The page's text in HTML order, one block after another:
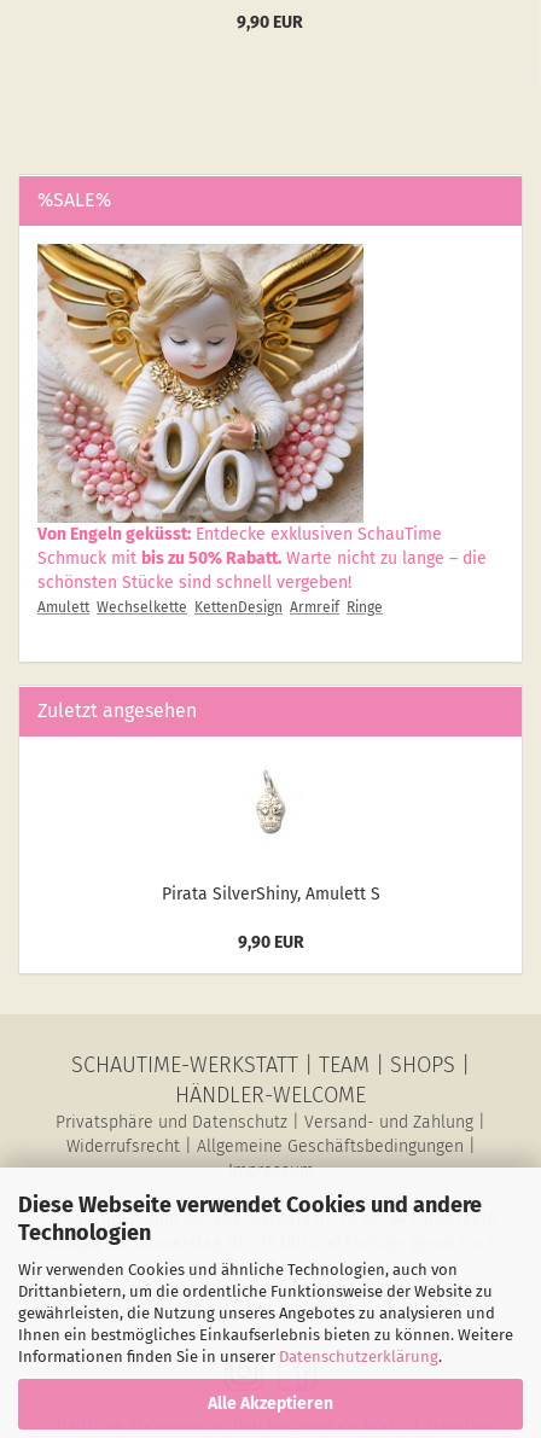
Diese Webseite verwendet Cookies und andere
Technologien
Wir verwenden Cookies und ähnliche Technologien, auch von
Drittanbietern, um die ordentliche Funktionsweise der Website zu
gewährleisten, die Nutzung unseres Angebotes zu analysieren und
Ihnen ein bestmögliches Einkaufserlebnis bieten zu können. Weitere
Informationen finden Sie in unserer Datenschutzerklärung.
Alle Akzeptieren
9,90 EUR
%SALE%
Von Engeln geküsst: Entdecke exklusiven SchauTime
Schmuck mit bis zu 50% Rabatt. Warte nicht zu lange – die
schönsten Stücke sind schnell vergeben!
Amulett Wechselkette KettenDesign Armreif Ringe
Zuletzt angesehen
Pi­ra­ta Sil­verS­hiny, Amu­lett S
9,90 EUR
SCHAUTIME-WERKSTATT TEAM SHOPS
HÄNDLER-WELCOME
Privatsphäre und Datenschutz Versand- und Zahlung
Widerrufsrecht| Allgemeine Geschäftsbedingungen
Impressum
SchauTime Conni Jeschke, Barbarastr. 27, 40764 Langenfeld
Montag bis Donnerstag 10 - 15 Uhr und Freitags gerne nach
Vereinbarung
E-Mail: magazin@schau-time.de • Telefon: 02173-3946730 •
Mobil: 01578-6387198 • Fax: 02173-1068796
SchauTime Showroom in den Netzwerken. Was ist Trend und